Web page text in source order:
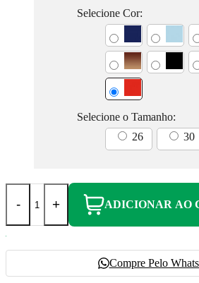
Selecione Cor:
Selecione o Tamanho:
26
30
- + ADICIONAR AO
Compre Pelo